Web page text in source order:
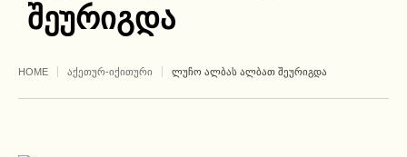
შეურიგდა
HOME ᲐᲥᲔᲗᲣᲠ-ᲘᲥᲘᲗᲣᲠᲘ ᲚᲣᲩᲝ ᲐᲚᲑᲐᲡ ᲐᲚᲑᲐᲗ ᲨᲔᲣᲠᲘᲒᲓᲐ